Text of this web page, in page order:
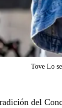
Tove Lo
del